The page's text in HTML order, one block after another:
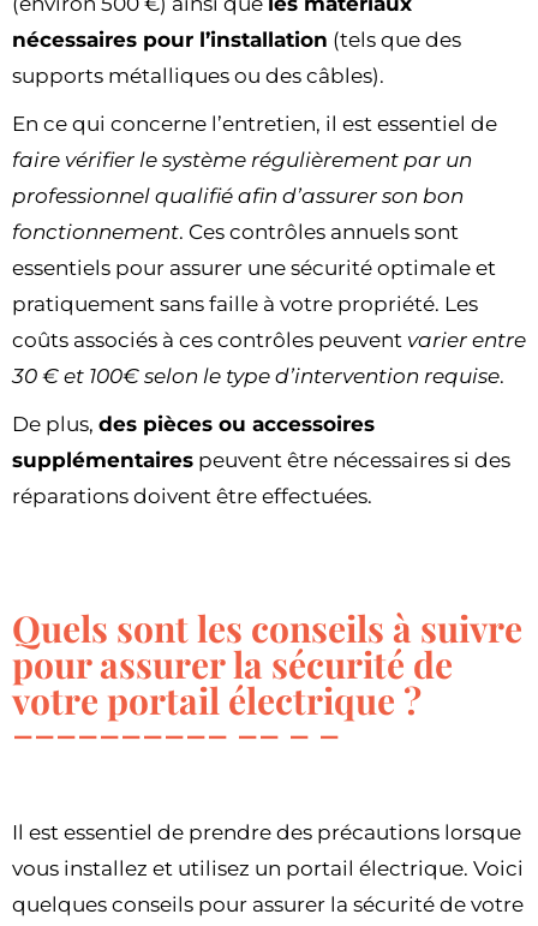
nécessaires pour l’installation (tels que des
supports métalliques ou des câbles).
En ce qui concerne l’entretien, il est essentiel de
faire vérifier le système régulièrement par un
professionnel qualifié afin d’assurer son bon
fonctionnement. Ces contrôles annuels sont
essentiels pour assurer une sécurité optimale et
pratiquement sans faille à votre propriété. Les
coûts associés à ces contrôles peuvent varier entre
30 € et 100€ selon le type d’intervention requise.
De plus, des pièces ou accessoires
supplémentaires peuvent être nécessaires si des
réparations doivent être effectuées.
Quels sont les conseils à suivre
pour assurer la sécurité de
votre portail électrique ?
Il est essentiel de prendre des précautions lorsque
vous installez et utilisez un portail électrique. Voici
quelques conseils pour assurer la sécurité de votre